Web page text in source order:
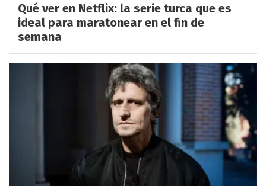
Qué ver en Netflix: la serie turca que es
ideal para maratonear en el fin de
semana